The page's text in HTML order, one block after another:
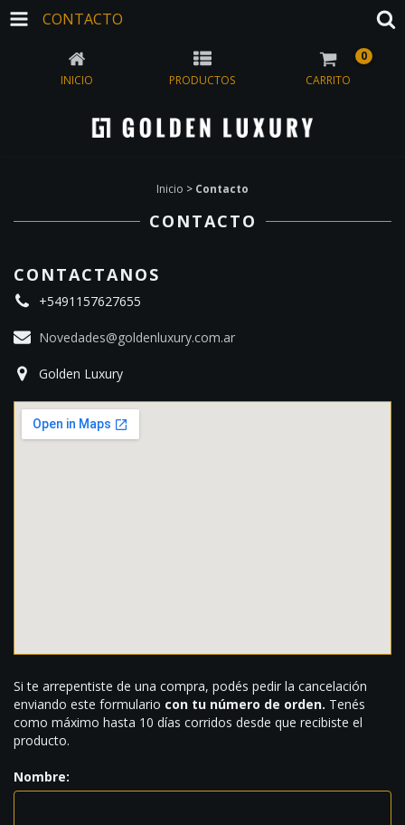
CONTACTO
INICIO PRODUCTOS CARRITO
0
Inicio > Contacto
CONTACTO
CONTACTANOS
+5491157627655
Novedades@goldenluxury.com.ar
Golden Luxury
Si te arrepentiste de una compra, podés pedir la cancelación
enviando este formulario con tu número de orden. Tenés
como máximo hasta 10 días corridos desde que recibiste el
producto.
Nombre: